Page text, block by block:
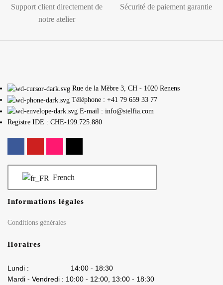
Support client directement de
notre atelier
Sécurité de paiement garantie
Rue de la Mèbre 3, CH - 1020 Renens
Téléphone : +41 79 659 33 77
E-mail : info@stelfia.com
Registre IDE : CHE-199.725.880
French
Informations légales
Conditions générales
Horaires
Lundi : 14:00 - 18:30
Mardi - Vendredi : 10:00 - 12:00, 13:00 - 18:30